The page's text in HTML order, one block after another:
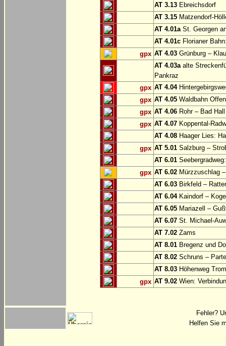
AT 3.13 Ebreichsdorf
AT 3.15 Matzendorf-
AT 4.01aSt. Georgen
AT 4.01c Florianer
gpx AT 4.03 Grünburg –
AT 4.03aalte
Pankraz
gpx AT 4.04
gpx AT 4.05 Waldbahn
gpx AT 4.06 Rohr – Bad Hall
gpx AT 4.07 Koppental-
AT 4.08 Haager Lies:
gpx AT 5.01 Salzburg –
AT 6.01
gpx AT 6.02 Mürzzuschlag
AT 6.03 Birkfeld –
AT 6.04Kaindorf –
AT 6.05 Mariazell –
AT 6.07 St. Michael-
AT 7.02 Zams
AT 8.01 Bregenz und
AT 8.02 Schruns –
AT 8.03 Höhenweg
gpx AT 9.02 Wien:
Fehler?
Helfen Sie